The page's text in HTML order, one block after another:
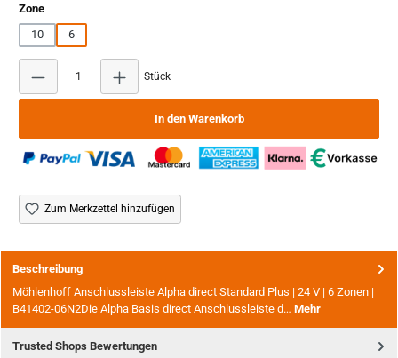
Zoneauswählen
10
6
Stück
In den Warenkorb
Zum Merkzettel hinzufügen
Beschreibung
Möhlenhoff Anschlussleiste Alpha direct Standard Plus | 24 V | 6 Zonen |
B41402-06N2Die Alpha Basis direct Anschlussleiste d… Mehr
Trusted Shops Bewertungen